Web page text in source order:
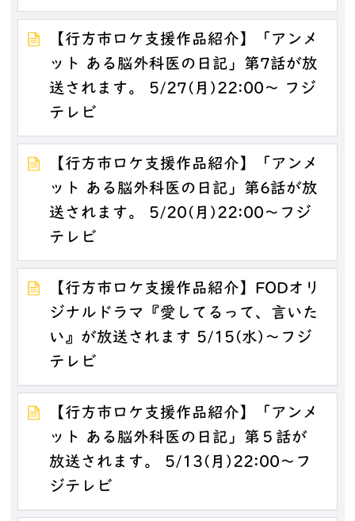
【行方市ロケ支援作品紹介】「アンメ
ット ある脳外科医の日記」第7話が放
送されます。 5/27(月)22:00～ フジ
テレビ
【行方市ロケ支援作品紹介】「アンメ
ット ある脳外科医の日記」第6話が放
送されます。 5/20(月)22:00～フジ
テレビ
【行方市ロケ支援作品紹介】FODオリ
ジナルドラマ『愛してるって、言いた
い』が放送されます 5/15(水)～フジ
テレビ
【行方市ロケ支援作品紹介】「アンメ
ット ある脳外科医の日記」第５話が
放送されます。 5/13(月)22:00～フ
ジテレビ